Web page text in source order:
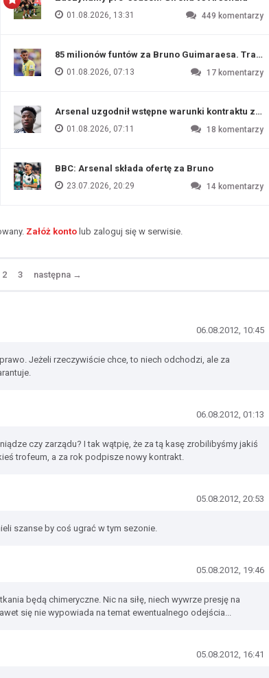
01.08.2026, 13:31 449 komentarzy
85 milionów funtów za Bruno Guimaraesa.
01.08.2026, 07:13 17 komentarzy
Arsenal uzgodnił wstępne warunki kontraktu z
01.08.2026, 07:11 18 komentarzy
BBC: Arsenal składa ofertę za Bruno
23.07.2026, 20:29 14 komentarzy
Załóż konto lub zaloguj się w serwisie.
2 3 następna →
06.08.2012, 10:45
Jeżeli rzeczywiście chce, to niech odchodzi, ale za
06.08.2012, 01:13
czy zarządu? I tak wątpię, że za tą kasę zrobilibyśmy jakiś
trofeum, a za rok podpisze nowy kontrakt.
05.08.2012, 20:53
szanse by coś ugrać w tym sezonie.
05.08.2012, 19:46
będą chimeryczne. Nic na siłę, niech wywrze presję na
się nie wypowiada na temat ewentualnego odejścia...
05.08.2012, 16:41